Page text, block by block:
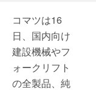
コマツは16
日、国内向け
建設機械やフ
ォークリフト
の全製品、純